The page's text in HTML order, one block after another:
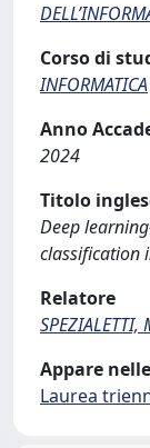
Corso di
INFORMATICA
Anno
2024
Titolo
Deep
classification
Relatore
SPEZIALETTI,
Appare
Laurea